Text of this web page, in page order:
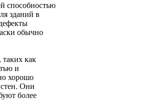
способностью
зданий в
обычно
как
и
хорошо
Они
более